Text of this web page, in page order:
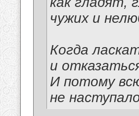
чужих и
Когда
и
И потому
не